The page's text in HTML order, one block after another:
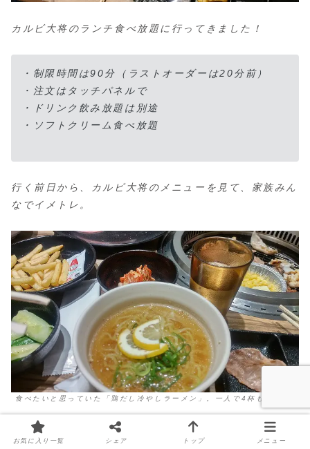
カルビ大将のランチ食べ放題に行ってきました！
・制限時間は90分（ラストオーダーは20分前）
・注文はタッチパネルで
・ドリンク飲み放題は別途
・ソフトクリーム食べ放題
行く前日から、カルビ大将のメニューを見て、家族みん
なでイメトレ。
食べたいと思っていた「鶏だし冷やしラーメン」。一人で4杯も注文！
そのため、初めに頼むメニューは完璧でした。
お気に入り一覧 シェア トップ メニュー